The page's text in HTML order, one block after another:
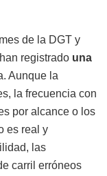
de la DGT y
registrado una
Aunque la
la frecuencia con
por alcance o los
es real y
las
carril erróneos